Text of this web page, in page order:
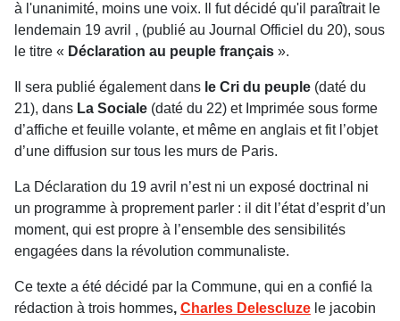
à l'unanimité, moins une voix. Il fut décidé qu'il paraîtrait le
lendemain 19 avril , (publié au Journal Officiel du 20), sous
le titre « Déclaration au peuple français ».
Il sera publié également dans le Cri du peuple (daté du
21), dans La Sociale (daté du 22) et Imprimée sous forme
d’affiche et feuille volante, et même en anglais et fit l’objet
d’une diffusion sur tous les murs de Paris.
La Déclaration du 19 avril n’est ni un exposé doctrinal ni
un programme à proprement parler : il dit l’état d’esprit d’un
moment, qui est propre à l’ensemble des sensibilités
engagées dans la révolution communaliste.
Ce texte a été décidé par la Commune, qui en a confié la
rédaction à trois hommes, Charles Delescluze le jacobin